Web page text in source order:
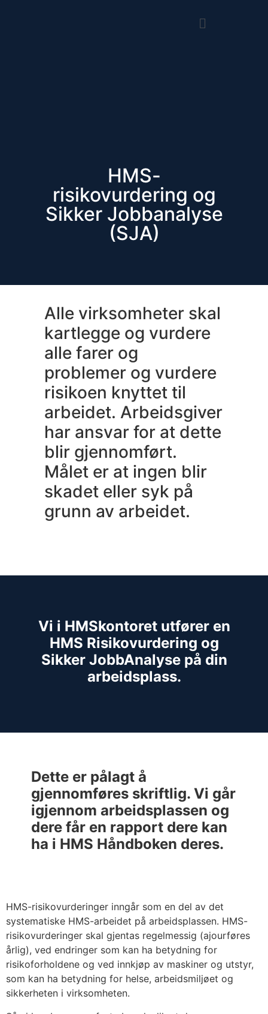
HMS-
risikovurdering og
Sikker Jobbanalyse
(SJA)
Alle virksomheter skal
kartlegge og vurdere
alle farer og
problemer og vurdere
risikoen knyttet til
arbeidet. Arbeidsgiver
har ansvar for at dette
blir gjennomført.
Målet er at ingen blir
skadet eller syk på
grunn av arbeidet.
Vi i HMSkontoret utfører en
HMS Risikovurdering og
Sikker JobbAnalyse på din
arbeidsplass.
Dette er pålagt å
gjennomføres skriftlig. Vi går
igjennom arbeidsplassen og
dere får en rapport dere kan
ha i HMS Håndboken deres.
HMS-risikovurderinger inngår som en del av det
systematiske HMS-arbeidet på arbeidsplassen. HMS-
risikovurderinger skal gjentas regelmessig (ajourføres
årlig), ved endringer som kan ha betydning for
risikoforholdene og ved innkjøp av maskiner og utstyr,
som kan ha betydning for helse, arbeidsmiljøet og
sikkerheten i virksomheten.